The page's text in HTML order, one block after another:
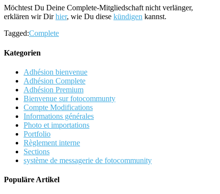
Möchtest Du Deine Complete-Mitgliedschaft nicht verlänger,
erklären wir Dirhier, wie Du diese kündigen kannst.
Tagged:Complete
Kategorien
Adhésion bienvenue
Adhésion Complete
Adhésion Premium
Bienvenue sur fotocommunty
Compte Modifications
Informations générales
Photo et importations
Portfolio
Règlement interne
Sections
système de messagerie de fotocommunity
Populäre Artikel